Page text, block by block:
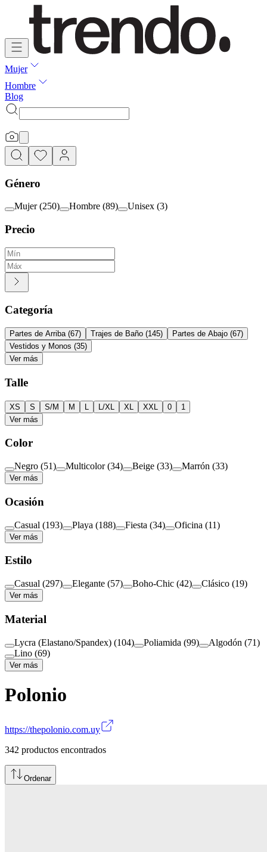
Mujer
Hombre
Blog
Género
Mujer (250) Hombre (89) Unisex (3)
Precio
Categoría
Partes de Arriba (67) Trajes de Baño (145) Partes de Abajo (67)
Vestidos y Monos (35)
Ver más
Talle
XS S S/M M L/XL XL XXL 0
1
Ver más
Color
Negro (51) Multicolor (34) Beige (33) Marrón (33)
Ver más
Ocasión
Casual (193) Playa (188) Fiesta (34) Oficina (11)
Ver más
Estilo
Casual (297) Elegante (57) Boho-Chic (42) Clásico (19)
Ver más
Material
Lycra (Elastano/Spandex) (104) Poliamida (99) Algodón (71)
Lino (69)
Ver más
Polonio
https://thepolonio.com.uy
342 productos encontrados
Ordenar